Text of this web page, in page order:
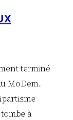
terminé
MoDem.
à